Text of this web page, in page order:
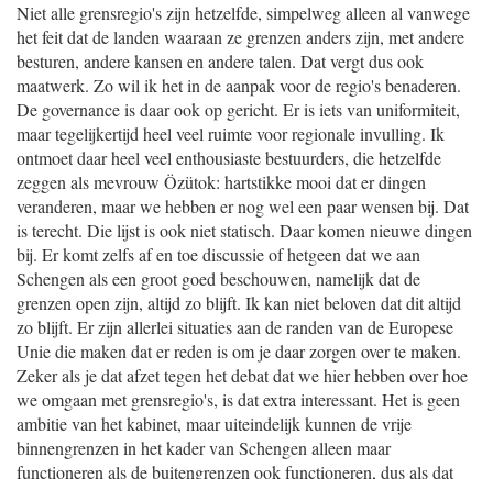
Niet alle grensregio's zijn hetzelfde, simpelweg alleen al vanwege
het feit dat de landen waaraan ze grenzen anders zijn, met andere
besturen, andere kansen en andere talen. Dat vergt dus ook
maatwerk. Zo wil ik het in de aanpak voor de regio's benaderen.
De governance is daar ook op gericht. Er is iets van uniformiteit,
maar tegelijkertijd heel veel ruimte voor regionale invulling. Ik
ontmoet daar heel veel enthousiaste bestuurders, die hetzelfde
zeggen als mevrouw Özütok: hartstikke mooi dat er dingen
veranderen, maar we hebben er nog wel een paar wensen bij. Dat
is terecht. Die lijst is ook niet statisch. Daar komen nieuwe dingen
bij. Er komt zelfs af en toe discussie of hetgeen dat we aan
Schengen als een groot goed beschouwen, namelijk dat de
grenzen open zijn, altijd zo blijft. Ik kan niet beloven dat dit altijd
zo blijft. Er zijn allerlei situaties aan de randen van de Europese
Unie die maken dat er reden is om je daar zorgen over te maken.
Zeker als je dat afzet tegen het debat dat we hier hebben over hoe
we omgaan met grensregio's, is dat extra interessant. Het is geen
ambitie van het kabinet, maar uiteindelijk kunnen de vrije
binnengrenzen in het kader van Schengen alleen maar
functioneren als de buitengrenzen ook functioneren, dus als dat